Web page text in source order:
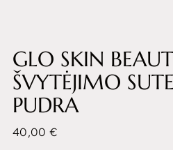
GLO SKIN
ŠVYTĖJIMO
PUDRA
Kaina
40,00 €